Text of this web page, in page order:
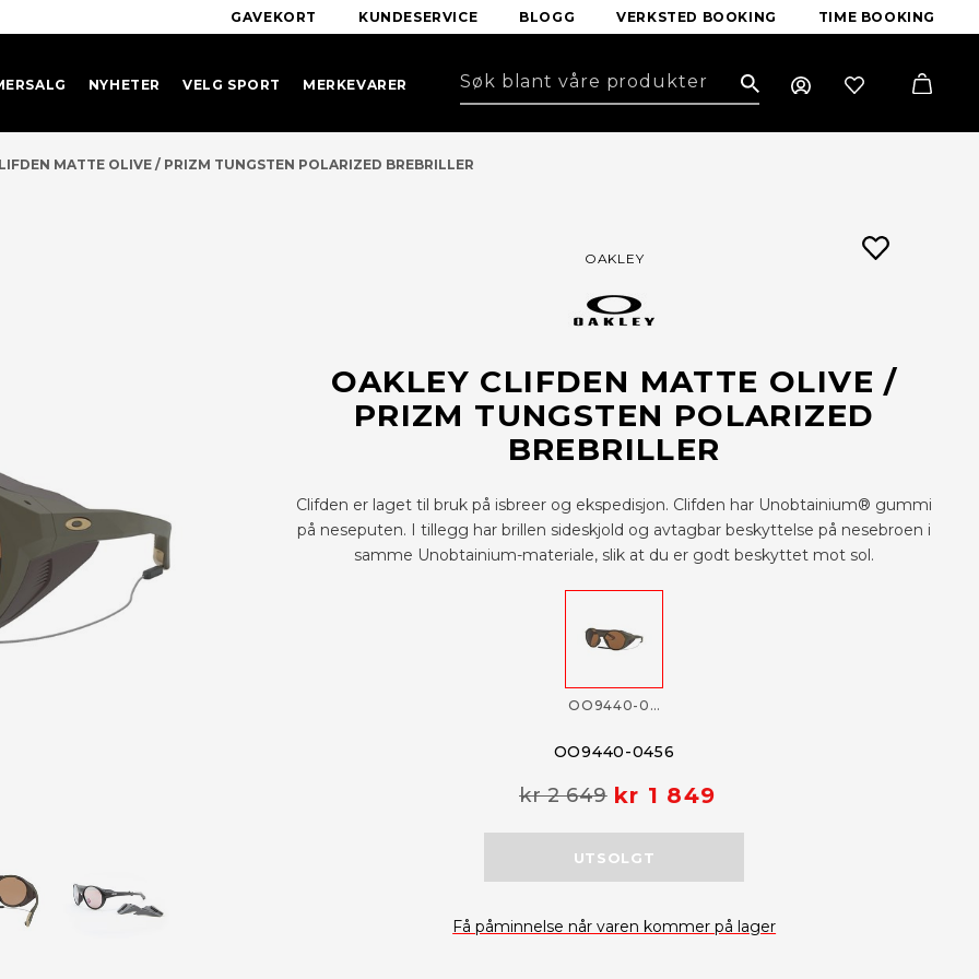
GAVEKORT KUNDESERVICE BLOGG VERKSTED BOOKING TIME BOOKING
NYHETER VELG SPORT MERKEVARER Search
MATTE OLIVE / PRIZM TUNGSTEN POLARIZED BREBRILLER
OAKLEY
OAKLEY CLIFDEN MATTE OLIVE /
PRIZM TUNGSTEN POLARIZED
BREBRILLER
Clifden er laget til bruk på isbreer og ekspedisjon. Clifden har Unobtainium® gummi
på neseputen. I tillegg har brillen sideskjold og avtagbar beskyttelse på nesebroen i
samme Unobtainium-materiale, slik at du er godt beskyttet mot sol.
OO9440-0456
OO9440-0456
kr 2 649 kr 1 849
UTSOLGT
Få påminnelse når varen kommer på lager